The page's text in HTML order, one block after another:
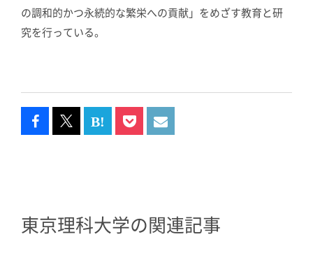
の調和的かつ永続的な繁栄への貢献」をめざす教育と研
究を行っている。
東京理科大学の関連記事